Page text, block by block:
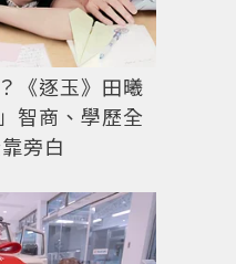
《逐玉》田曦
智商、學歷全
旁白